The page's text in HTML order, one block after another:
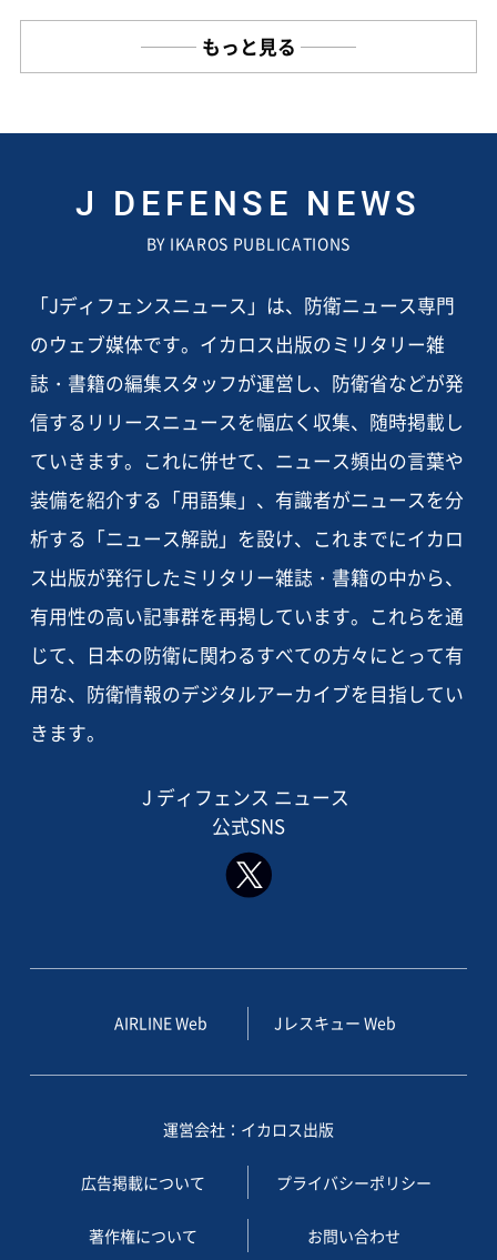
もっと見る
J DEFENSE NEWS
BY IKAROS PUBLICATIONS
「Jディフェンスニュース」は、防衛ニュース専門
のウェブ媒体です。イカロス出版のミリタリー雑
誌・書籍の編集スタッフが運営し、防衛省などが発
信するリリースニュースを幅広く収集、随時掲載し
ていきます。これに併せて、ニュース頻出の言葉や
装備を紹介する「用語集」、有識者がニュースを分
析する「ニュース解説」を設け、これまでにイカロ
ス出版が発行したミリタリー雑誌・書籍の中から、
有用性の高い記事群を再掲しています。これらを通
じて、日本の防衛に関わるすべての方々にとって有
用な、防衛情報のデジタルアーカイブを目指してい
きます。
J ディフェンス ニュース
公式SNS
AIRLINE Web Jレスキュー Web
運営会社：イカロス出版
広告掲載について プライバシーポリシー
著作権について お問い合わせ